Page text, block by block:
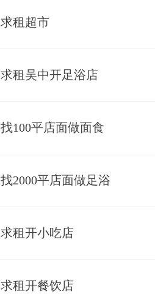
求租超市
求租吴中开足浴店
找100平店面做面食
找2000平店面做足浴
求租开小吃店
求租开餐饮店